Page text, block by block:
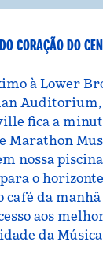
CORAÇÃO DO
à Lower
Auditorium,
fica a
Marathon
nossa
o
café da
aos
da